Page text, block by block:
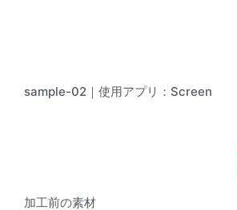
sample-02｜使用アプリ：Screen
加工前の素材